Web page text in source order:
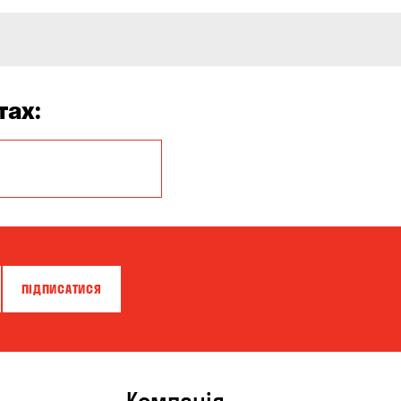
Білогородка
Кам'янське
ПІДПИСАТИСЯ